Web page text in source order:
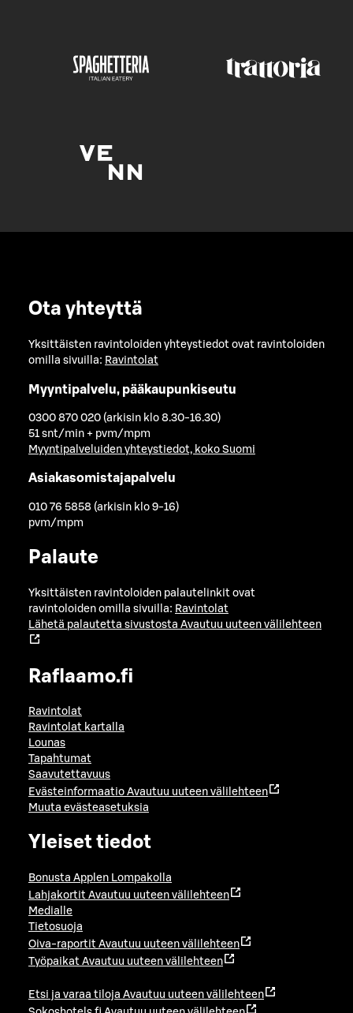
Ota yhteyttä
Yksittäisten ravintoloiden yhteystiedot ovat ravintoloiden
omilla sivuilla: Ravintolat
Myyntipalvelu, pääkaupunkiseutu
0300 870 020 (arkisin klo 8.30-16.30)
51 snt/min + pvm/mpm
Myyntipalveluiden yhteystiedot, koko Suomi
Asiakasomistajapalvelu
010 76 5858 (arkisin klo 9-16)
pvm/mpm
Palaute
Yksittäisten ravintoloiden palautelinkit ovat
ravintoloiden omilla sivuilla: Ravintolat
Lähetä palautetta sivustosta Avautuu uuteen välilehteen
Raflaamo.fi
Ravintolat
Ravintolat kartalla
Lounas
Tapahtumat
Saavutettavuus
Evästeinformaatio Avautuu uuteen välilehteen
Muuta evästeasetuksia
Yleiset tiedot
Bonusta Applen Lompakolla
Lahjakortit Avautuu uuteen välilehteen
Medialle
Tietosuoja
Oiva-raportit Avautuu uuteen välilehteen
Työpaikat Avautuu uuteen välilehteen
Etsi ja varaa tiloja Avautuu uuteen välilehteen